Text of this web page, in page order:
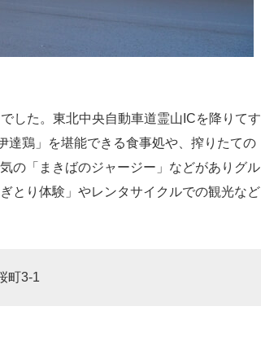
した。東北中央自動車道霊山ICを降りてす
達鶏」を堪能できる食事処や、搾りたての
の「まきばのジャージー」などがありグル
とり体験」やレンタサイクルでの観光など
町3-1